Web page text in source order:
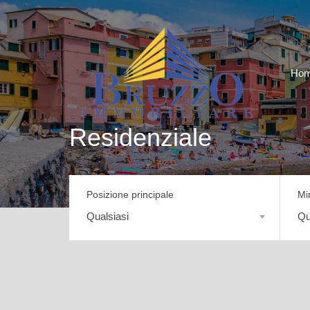
Residenziale
Posizione principale
Qualsiasi